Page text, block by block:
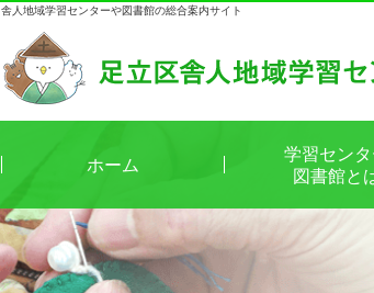
舎人地域学習センターや図書館の総合案内サイト
ホーム
学習セン
図書館と